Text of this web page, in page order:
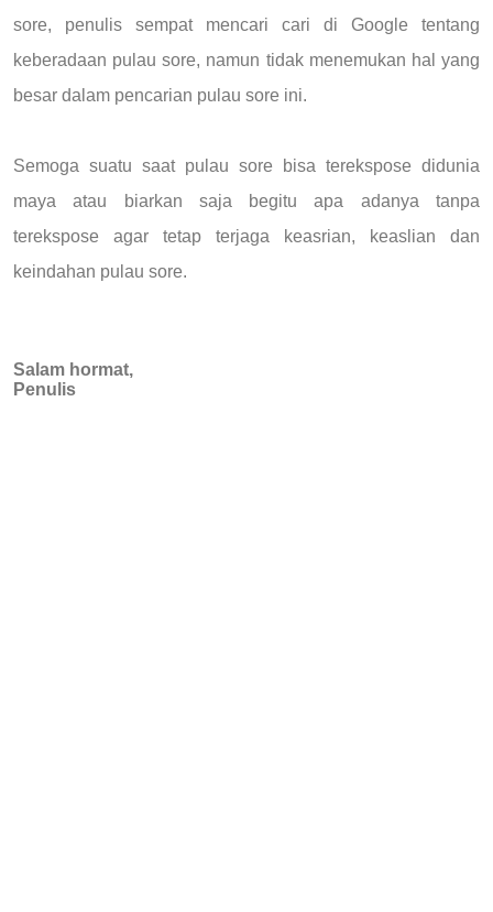
sore, penulis sempat mencari cari di Google tentang
keberadaan pulau sore, namun tidak menemukan hal yang
besar dalam pencarian pulau sore ini.
Semoga suatu saat pulau sore bisa terekspose didunia
maya atau biarkan saja begitu apa adanya tanpa
terekspose agar tetap terjaga keasrian, keaslian dan
keindahan pulau sore.
Salam hormat,
Penulis